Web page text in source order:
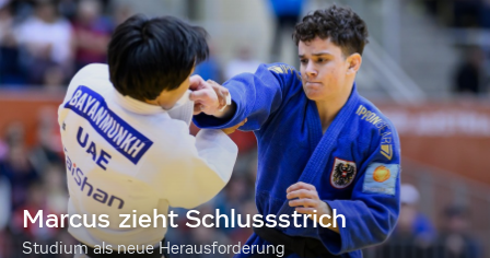
Marcus zieht Schlussstrich
Studium als neue Herausforderung